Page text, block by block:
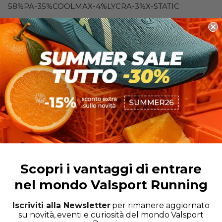
58%PA-35%COOLMAX-4%LYCRA-3%X-STATIC
Codice-Colore:
CA01505-189 Giallo Grigio
Completa il tuo Kit da Running
VISUALIZZA TUTTO
Scopri i vantaggi di entrare
nel mondo Valsport Running
Iscriviti alla Newsletterper rimanere aggiornato
su novità, eventi e curiosità del mondo Valsport